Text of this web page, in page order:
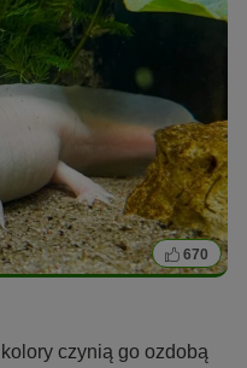
670
czynią go ozdobą